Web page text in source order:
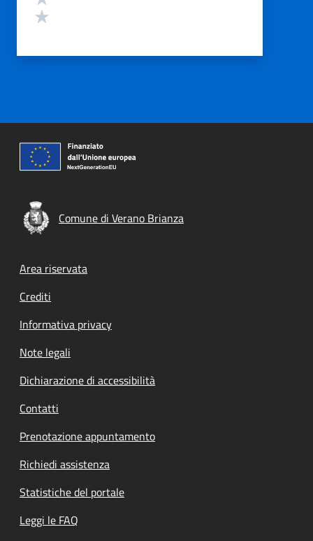
Comune di Verano Brianza
Footer menu
Area riservata
Crediti
Informativa privacy
Note legali
Dichiarazione di accessibilità
Contatti
Prenotazione appuntamento
Richiedi assistenza
Statistiche del portale
Leggi le FAQ